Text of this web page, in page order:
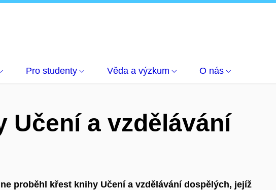
Pro studenty Věda a výzkum O nás
Učení a vzdělávání
proběhl křest knihy Učení a vzdělávání dospělých, jejíž